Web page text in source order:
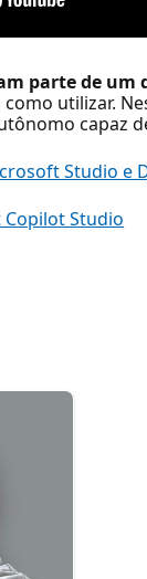
parte de
utilizar.
capaz
Studio e
Studio